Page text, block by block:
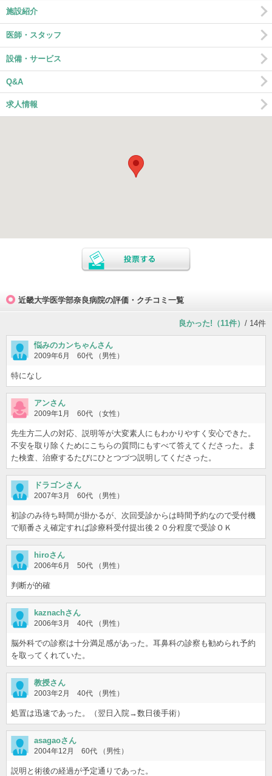
施設紹介
医師・スタッフ
設備・サービス
Q&A
求人情報
近畿大学医学部奈良病院の評価・クチコミ一覧
良かった!（11件） / 14件
悩みのカンちゃんさん
2009年6月 60代 （男性）
特になし
アンさん
2009年1月 60代 （女性）
先生方二人の対応、説明等が大変素人にもわかりやすく安心できた。
不安を取り除くためにこちらの質問にもすべて答えてくださった。ま
た検査、治療するたびにひとつづつ説明してくださった。
ドラゴンさん
2007年3月 60代 （男性）
初診のみ待ち時間が掛かるが、次回受診からは時間予約なので受付機
で順番さえ確定すれば診療科受付提出後２０分程度で受診ＯＫ
hiroさん
2006年6月 50代 （男性）
判断が的確
kaznachさん
2006年3月 40代 （男性）
脳外科での診察は十分満足感があった。耳鼻科の診察も勧められ予約
を取ってくれていた。
教授さん
2003年2月 40代 （男性）
処置は迅速であった。（翌日入院→数日後手術）
asagaoさん
2004年12月 60代 （男性）
説明と術後の経過が予定通りであった。